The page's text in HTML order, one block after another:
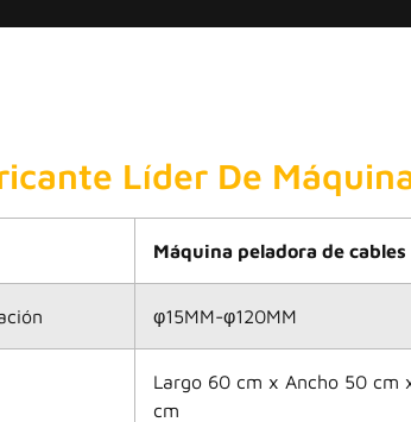
Líder De
Máquina peladora de cables
φ15MM-φ120MM
Largo 60 cm x Ancho 50 cm
cm